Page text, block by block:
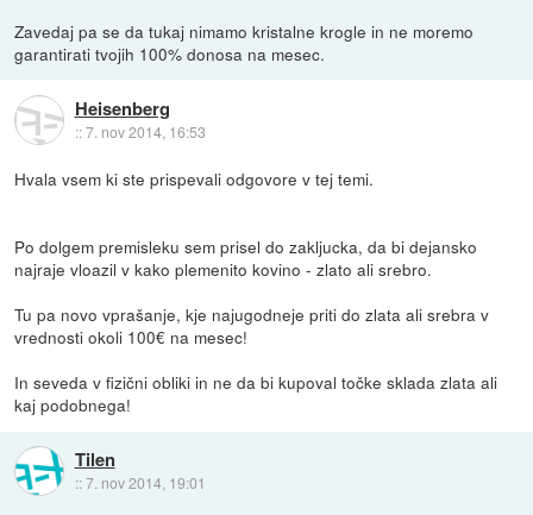
Zavedaj pa se da tukaj nimamo kristalne krogle in ne moremo
garantirati tvojih 100% donosa na mesec.
Heisenberg
::7. nov 2014, 16:53
Hvala vsem ki ste prispevali odgovore v tej temi.
Po dolgem premisleku sem prisel do zakljucka, da bi dejansko
najraje vloazil v kako plemenito kovino - zlato ali srebro.
Tu pa novo vprašanje, kje najugodneje priti do zlata ali srebra v
vrednosti okoli 100€ na mesec!
In seveda v fizični obliki in ne da bi kupoval točke sklada zlata ali
kaj podobnega!
Tilen
::7. nov 2014, 19:01